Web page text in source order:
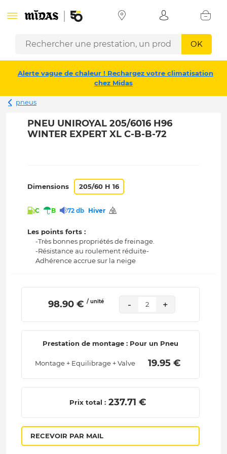
OK
Alerte vague de chaleur ! Rechargez votre climatisation
chez Midas
pneus
PNEU UNIROYAL 205/6016 H96
WINTER EXPERT XL C-B-B-72
Dimensions 205/60 H 16
C B 72 db Hiver
Les points forts :
-Très bonnes propriétés de freinage.
-Résistance au roulement réduite-
Adhérence accrue sur la neige
98.90 € / unité - 2 +
Prestation de montage : Pour un Pneu
Montage + Equilibrage + Valve 19.95 €
Prix total : 237.71 €
RECEVOIR PAR MAIL